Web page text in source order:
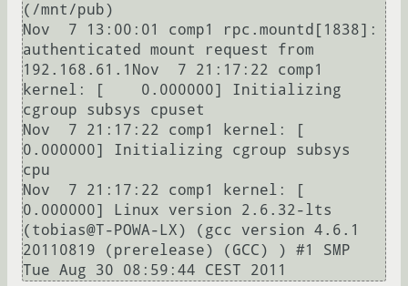
(/mnt/pub)
Nov  7 13:00:01 comp1 rpc.mountd[1838]:
authenticated mount request from
192.168.61.1Nov  7 21:17:22 comp1
kernel: [    0.000000] Initializing
cgroup subsys cpuset
Nov  7 21:17:22 comp1 kernel: [
0.000000] Initializing cgroup subsys
cpu
Nov  7 21:17:22 comp1 kernel: [
0.000000] Linux version 2.6.32-lts
(tobias@T-POWA-LX) (gcc version 4.6.1
20110819 (prerelease) (GCC) ) #1 SMP